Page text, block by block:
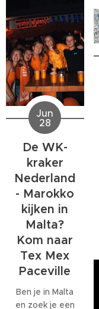
meer dan alleen
een baan. Veel
bedrijven
bieden
behoorlijk wat
extra's, van
teamuitjes en
interne
activiteiten tot
grote
personeelsfeesten.
En als je bij een
internationaal
bedrijf met
honderden
collega's werkt,
kunnen die
feesten
behoorlijk groot
worden.
Jun
28
De WK-
kraker
Nederland
- Marokko
kijken in
Malta?
Kom naar
Tex Mex
Paceville
Ben je in Malta
en zoek je een